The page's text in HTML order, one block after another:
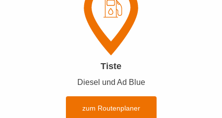
Tiste
Diesel und Ad Blue
zum Routenplaner